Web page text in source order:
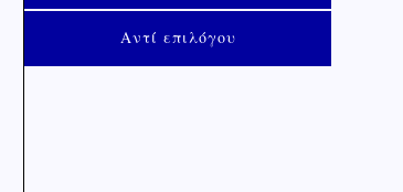
Αντί επιλόγου